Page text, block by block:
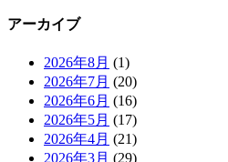
アーカイブ
2026年8月 (1)
2026年7月 (20)
2026年6月 (16)
2026年5月 (17)
2026年4月 (21)
2026年3月 (29)